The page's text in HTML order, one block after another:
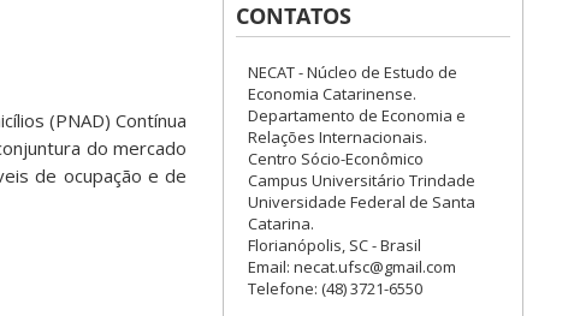
(PNAD) Contínua
do mercado
de ocupação e de
CONTATOS
NECAT - Núcleo de Estudo de
Economia Catarinense.
Departamento de Economia e
Relações Internacionais.
Centro Sócio-Econômico
Campus Universitário Trindade
Universidade Federal de Santa
Catarina.
Florianópolis, SC - Brasil
Email: necat.ufsc@gmail.com
Telefone: (48) 3721-6550